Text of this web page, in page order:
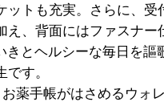
トも充実。さらに、
え、背面にはファスナ
とヘルシーな毎日を
す。
薬手帳がはさめるウォ